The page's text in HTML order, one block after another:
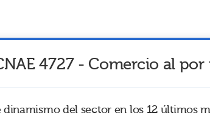
4727- Comercio al
del sector en los 12 últimos